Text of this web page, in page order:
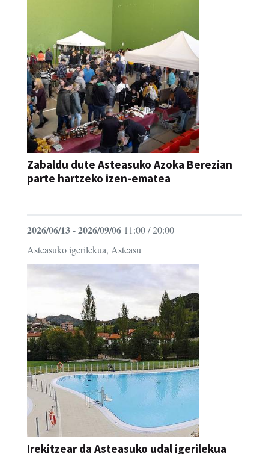
Zabaldu dute Asteasuko Azoka Berezian
parte hartzeko izen-ematea
2026/06/13 - 2026/09/06 11:00 / 20:00
Asteasuko igerilekua, Asteasu
Irekitzear da Asteasuko udal igerilekua